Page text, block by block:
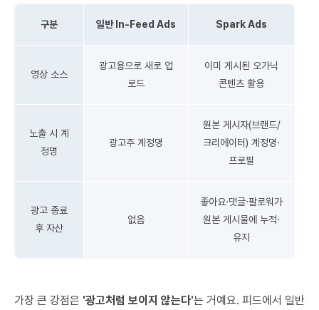
구분 일반 In-Feed Ads Spark Ads
영상 소스
광고용으로 새로 업
로드
이미 게시된 오가닉
콘텐츠 활용
노출 시 계
정명
광고주 계정명
원본 게시자(브랜드/
크리에이터) 계정명·
프로필
광고 종료
후 자산
없음
좋아요·댓글·팔로워가
원본 게시물에 누적·
유지
가장 큰 강점은 '광고처럼 보이지 않는다'는 거예요. 피드에서 일반